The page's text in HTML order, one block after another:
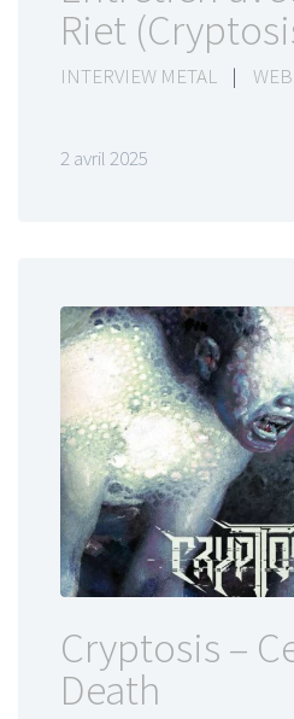
Riet
INTERVIEW METAL |
2 avril 2025
Cryptosis –
Death